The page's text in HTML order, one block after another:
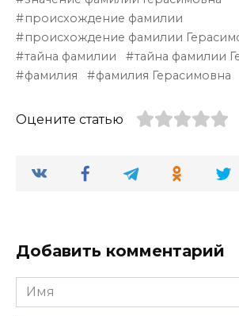
происхождение фамилии
происхождение фамилии
тайна фамилии
тайна фамилии
фамилия
фамилия Герасимовна
Оцените статью
Добавить комментарий
Имя
*